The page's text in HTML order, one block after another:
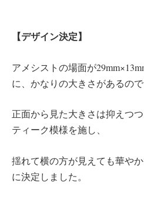
【デザイン決定】
アメシストの場面が
に、かなりの大きさがあるので
正面から見た大きさは抑えつ
ティーク模様を施し、
揺れて横の方が見えても華や
に決定しました。